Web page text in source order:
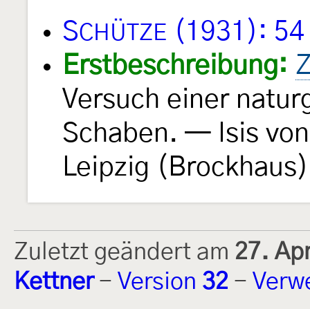
SCHÜTZE (1931): 54
Erstbeschreibung:
Versuch einer
Schaben. — Isis
Leipzig
Zuletzt geändert am 27.
Kettner- Version 32 -